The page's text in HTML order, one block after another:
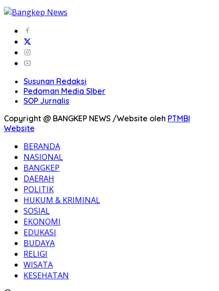
Susunan Redaksi
Pedoman Media SIber
SOP Jurnalis
Copyright @ BANGKEP NEWS /Website oleh PTMBI
Website
BERANDA
NASIONAL
BANGKEP
DAERAH
POLITIK
HUKUM & KRIMINAL
SOSIAL
EKONOMI
EDUKASI
BUDAYA
RELIGI
WISATA
KESEHATAN